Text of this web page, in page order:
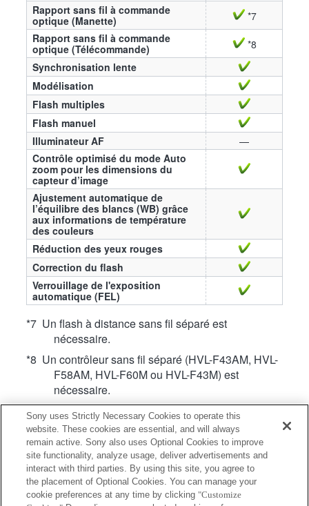
Rapport sans fil à commande
optique (Manette)
*7
Rapport sans fil à commande
optique (Télécommande)
*8
Synchronisation lente
Modélisation
Flash multiples
Flash manuel
Illuminateur AF
—
Contrôle optimisé du mode Auto
zoom pour les dimensions du
capteur d’image
Ajustement automatique de
l’équilibre des blancs (WB) grâce
aux informations de température
des couleurs
Réduction des yeux rouges
Correction du flash
Verrouillage de l'exposition
automatique (FEL)
*7 Un flash à distance sans fil séparé est
nécessaire.
*8 Un contrôleur sans fil séparé (HVL-F43AM, HVL-
F58AM, HVL-F60M ou HVL-F43M) est
nécessaire.
*10 Un contrôleur sans fil séparé (HVL-F20AM,
HVL-F43AM, HVL-F58AM, HVL-F60M, HVL-
F20M, HVL-F43M ou HVL-F32M) est
nécessaire.
*49 Utilisation impossible lorsque le déclencheur
électronique est activé. (Sur les appareils
Sony uses Strictly Necessary Cookies to operate this
website. These cookies are essential, and will always
remain active. Sony also uses Optional Cookies to improve
site functionality, analyze usage, deliver advertisements and
interact with third parties. By using this site, you agree to
the placement of Optional Cookies. You can manage your
cookie preferences at any time by clicking "Customize